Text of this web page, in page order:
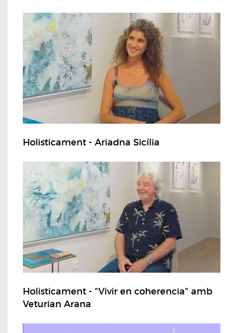
Holisticament - Ariadna Sicília
Holisticament - "Vivir en coherencia" amb
Veturian Arana